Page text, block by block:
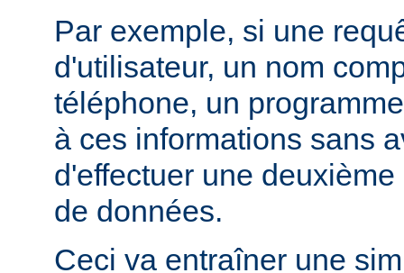
Par exemple, si une
d'utilisateur, un nom
téléphone, un
à ces informations sans
d'effectuer une
de données.
Ceci va entraîner une